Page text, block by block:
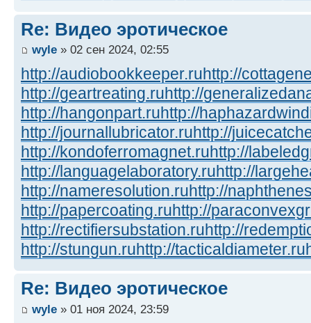
Re: Видео эротическое
wyle » 02 сен 2024, 02:55
http://audiobookkeeper.ruhttp://
http://geartreating.ruhttp://
http://hangonpart.ruhttp://
http://journallubricator.ruhttp://
http://kondoferromagnet.ruhttp://
http://languagelaboratory.ruhttp://
http://nameresolution.ruhttp://
http://papercoating.ruhttp://
http://rectifiersubstation.ruhttp://
http://stungun.ruhttp://tacticaldiameter.ru
Re: Видео эротическое
wyle » 01 ноя 2024, 23:59